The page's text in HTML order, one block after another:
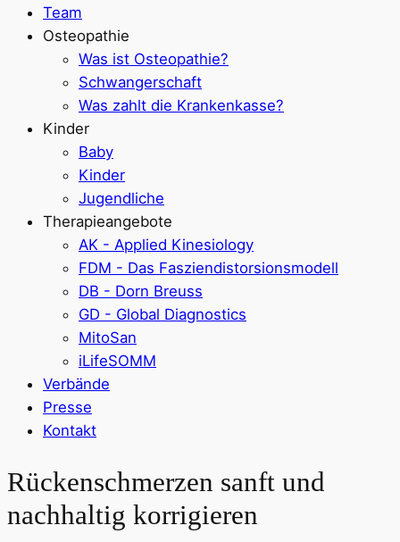
Team
Osteopathie
Was ist Osteopathie?
Schwangerschaft
Was zahlt die Krankenkasse?
Kinder
Baby
Kinder
Jugendliche
Therapieangebote
AK - Applied Kinesiology
FDM - Das Fasziendistorsionsmodell
DB - Dorn Breuss
GD - Global Diagnostics
MitoSan
iLifeSOMM
Verbände
Presse
Kontakt
Rückenschmerzen sanft und
nachhaltig korrigieren